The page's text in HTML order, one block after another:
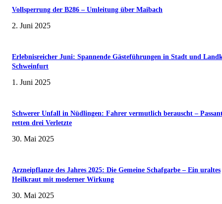
Vollsperrung der B286 – Umleitung über Maibach
2. Juni 2025
Erlebnisreicher Juni: Spannende Gästeführungen in Stadt und
Schweinfurt
1. Juni 2025
Schwerer Unfall in Nüdlingen: Fahrer vermutlich berauscht –
retten drei Verletzte
30. Mai 2025
Arzneipflanze des Jahres 2025: Die Gemeine Schafgarbe – Ein uraltes
Heilkraut mit moderner Wirkung
30. Mai 2025